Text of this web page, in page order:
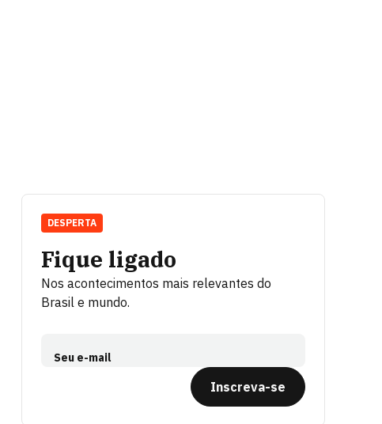
Fique ligado
Nos acontecimentos mais relevantes do
Brasil e mundo.
Seu e-mail
Inscreva-se
DESPERTA